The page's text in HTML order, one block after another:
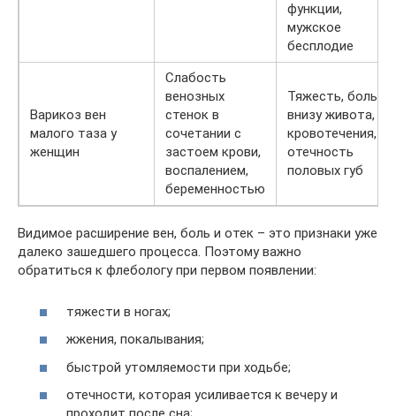
функции,
мужское
бесплодие
Варикоз вен
малого таза у
женщин
Слабость
венозных
стенок в
сочетании с
застоем крови,
воспалением,
беременностью
Тяжесть, боль
внизу живота,
кровотечения,
отечность
половых губ
Видимое расширение вен, боль и отек – это признаки уже
далеко зашедшего процесса. Поэтому важно
обратиться к флебологу при первом появлении:
тяжести в ногах;
жжения, покалывания;
быстрой утомляемости при ходьбе;
отечности, которая усиливается к вечеру и